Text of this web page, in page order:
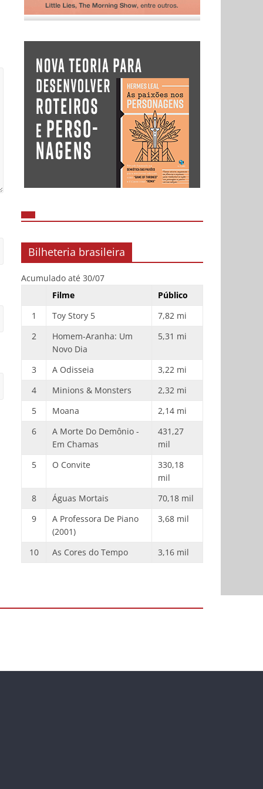
Bilheteria brasileira
Acumulado até 30/07
Filme
Público
1
Toy Story 5
7,82 mi
2
Homem-Aranha: Um
Novo Dia
5,31 mi
3 A Odisseia
3,22 mi
4
Minions & Monsters
2,32 mi
5
Moana
2,14 mi
6
A Morte Do Demônio -
Em Chamas
431,27
mil
5
O Convite
330,18
mil
8
Águas Mortais
70,18 mil
9
A Professora De Piano
(2001)
3,68 mil
10 As Cores do Tempo 3,16 mil